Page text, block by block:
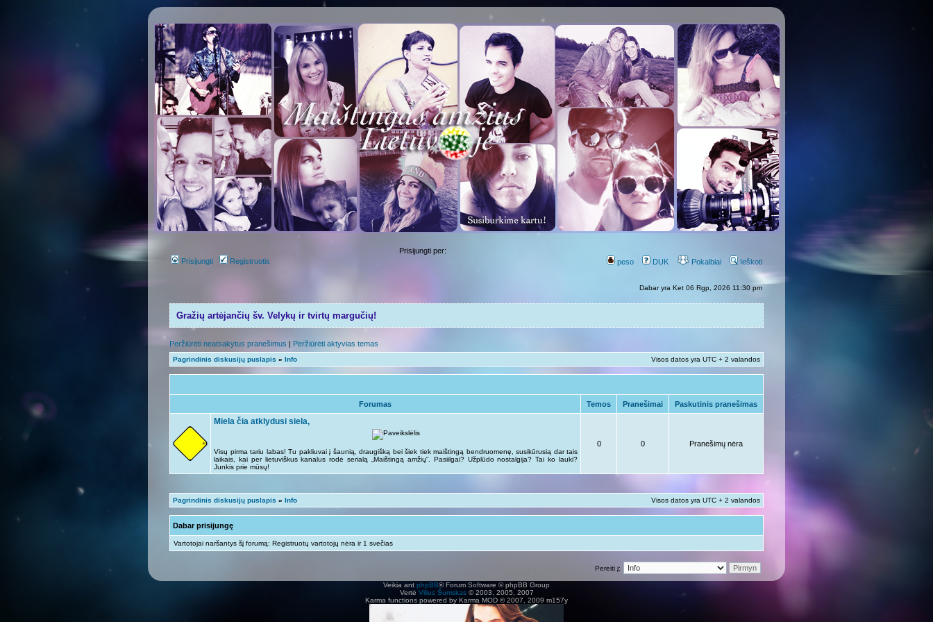
Prisijungti Registruotis
Prisijungti per:
peso
DUK Pokalbiai Ieškoti
Dabar yra Ket 06 Rgp, 2026 11:30 pm
Gražių artėjančių šv. Velykų ir tvirtų margučių!
Peržiūrėti neatsakytus pranešimus | Peržiūrėti aktyvias temas
Pagrindinis diskusijų puslapis » Info Visos datos yra UTC + 2 valandos
Forumas Temos Pranešimai Paskutinis pranešimas
Miela čia atklydusi siela,
Visų pirma tariu labas! Tu pakliuvai į šaunią, draugišką bei šiek tiek maištingą bendruomenę, susikūrusią dar tais
laikais, kai per lietuviškus kanalus rodė serialą „Maištingą amžių“. Pasiilgai? Užplūdo nostalgija? Tai ko lauki?
Junkis prie mūsų!
0 0 Pranešimų nėra
Pagrindinis diskusijų puslapis » Info Visos datos yra UTC + 2 valandos
Dabar prisijungę
Vartotojai naršantys šį forumą: Registruotų vartotojų nėra ir 1 svečias
Pereiti į:
Veikia ant phpBB® Forum Software © phpBB Group
Vertė Vilius Šumskas© 2003, 2005, 2007
Karma functions powered by Karma MOD © 2007, 2009 m157y